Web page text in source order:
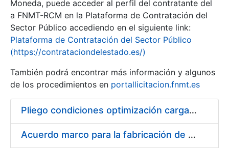
Mostra/Amaga
Moneda, puede acceder al perfil del contratante del
a FNMT-RCM en la Plataforma de Contratación del
Sector Público accediendo en el siguiente link:
Plataforma de Contratación del Sector Público
(https://contrataciondelestado.es/)
También podrá encontrar más información y algunos
de los procedimientos en portallicitacion.fnmt.es
Pliego condiciones optimización cargas compras firmado
Acuerdo marco para la fabricación de piezas